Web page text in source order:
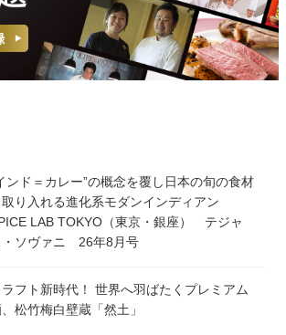
ンド＝カレー”の概念を覆し日本の旬の食材
取り入れる進化系モダンインディアン
LAB TOKYO（東京・銀座） テジャ
・ソヴァニ 26年8月号
ラフト新時代！ 世界へ羽ばたくプレミアム
松竹梅白壁蔵「然土」